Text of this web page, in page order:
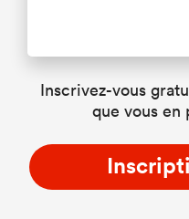
Inscrivez-vous
que vous en